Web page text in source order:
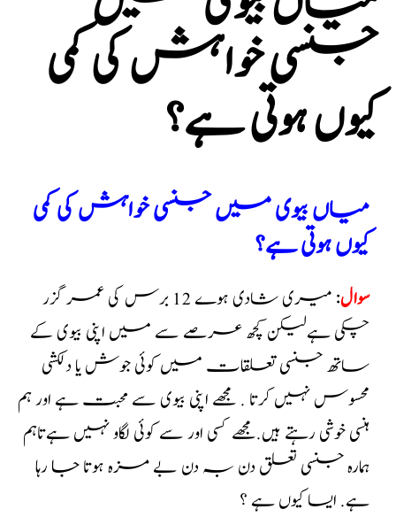
جنسی خواہش کی کمی
کیوں ہوتی ہے؟
میاں بیوی میں جنسی خواہش کی کمی
کیوں ہوتی ہے؟
سوال
: میری شادی ہوے 12 برس کی عمر گزر
چکی ہےلیکن کچھ عرصے سے میں اپنی بیوی کے
ساتھ جنسی تعلقات میں کوئی جوش یا دلکشی
محسوس نہیں کرتا . مجھے اپنی بیوی سے محبت ہے اور ہم
ہنسی خوشی رہتے ہیں.مجھے کسی اور سے کوئی لگاو نہیں ہےتاہم
ہمارہ جنسی تعلق دن بہ دن بے مزہ ہوتا جا رہا
ہے. ایسا کیوں ہے ؟